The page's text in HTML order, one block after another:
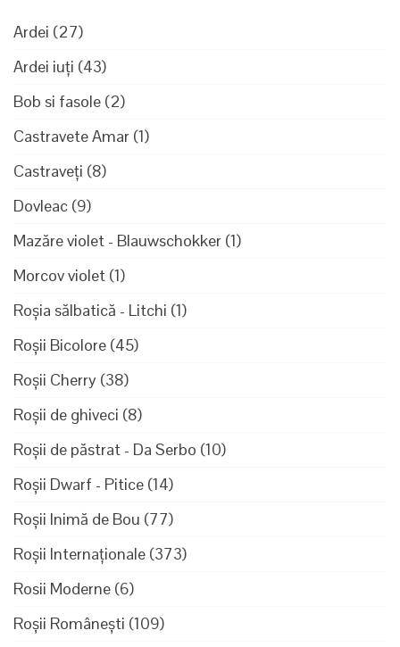
Ardei (27)
Ardei iuți (43)
Bob si fasole (2)
Castravete Amar (1)
Castraveți (8)
Dovleac (9)
Mazăre violet - Blauwschokker (1)
Morcov violet (1)
Roșia sălbatică - Litchi (1)
Roșii Bicolore (45)
Roșii Cherry (38)
Roșii de ghiveci (8)
Roșii de păstrat - Da Serbo (10)
Roșii Dwarf - Pitice (14)
Roșii Inimă de Bou (77)
Roșii Internaționale (373)
Rosii Moderne (6)
Roșii Românești (109)